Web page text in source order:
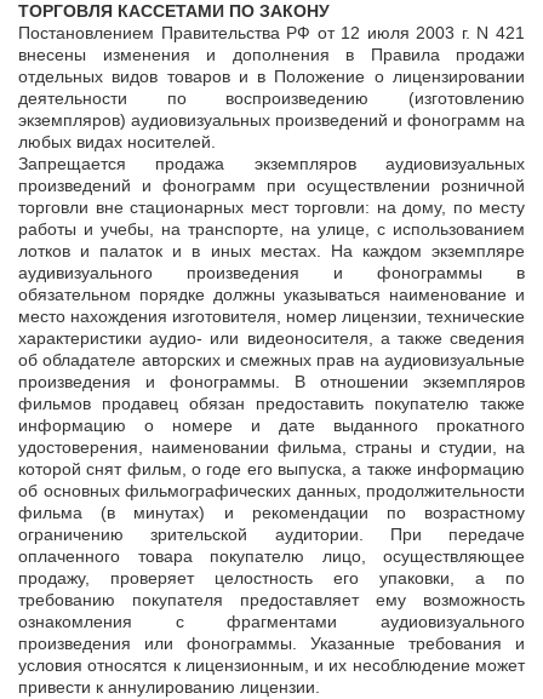
ТОРГОВЛЯ КАССЕТАМИ ПО ЗАКОНУ
Постановлением Правительства РФ от 12 июля 2003 г. N 421
внесены изменения и дополнения в Правила продажи
отдельных видов товаров и в Положение о лицензировании
деятельности по воспроизведению (изготовлению
экземпляров) аудиовизуальных произведений и фонограмм на
любых видах носителей.
Запрещается продажа экземпляров аудиовизуальных
произведений и фонограмм при осуществлении розничной
торговли вне стационарных мест торговли: на дому, по месту
работы и учебы, на транспорте, на улице, с использованием
лотков и палаток и в иных местах. На каждом экземпляре
аудивизуального произведения и фонограммы в
обязательном порядке должны указываться наименование и
место нахождения изготовителя, номер лицензии, технические
характеристики аудио- или видеоносителя, а также сведения
об обладателе авторских и смежных прав на аудиовизуальные
произведения и фонограммы. В отношении экземпляров
фильмов продавец обязан предоставить покупателю также
информацию о номере и дате выданного прокатного
удостоверения, наименовании фильма, страны и студии, на
которой снят фильм, о годе его выпуска, а также информацию
об основных фильмографических данных, продолжительности
фильма (в минутах) и рекомендации по возрастному
ограничению зрительской аудитории. При передаче
оплаченного товара покупателю лицо, осуществляющее
продажу, проверяет целостность его упаковки, а по
требованию покупателя предоставляет ему возможность
ознакомления с фрагментами аудиовизуального
произведения или фонограммы. Указанные требования и
условия относятся к лицензионным, и их несоблюдение может
привести к аннулированию лицензии.